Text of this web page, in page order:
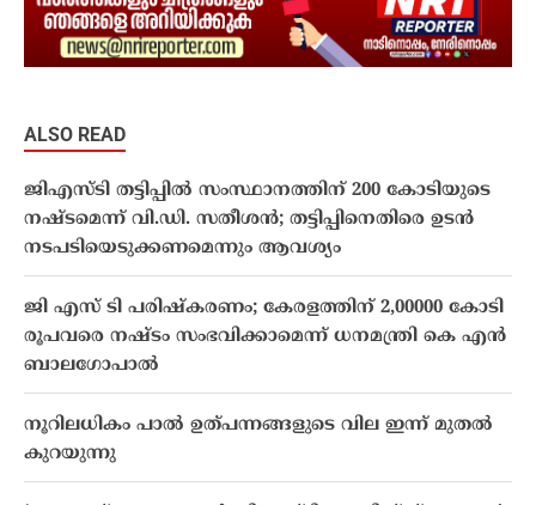
ALSO READ
ജിഎസ്ടി തട്ടിപ്പിൽ സംസ്ഥാനത്തിന് 200 കോടിയുടെ
നഷ്ടമെന്ന് വി.ഡി. സതീശൻ; തട്ടിപ്പിനെതിരെ ഉടൻ
നടപടിയെടുക്കണമെന്നും ആവശ്യം
ജി എസ് ടി പരിഷ്കരണം; കേരളത്തിന് 2,00000 കോടി
രൂപവരെ നഷ്ടം സംഭവിക്കാമെന്ന് ധനമന്ത്രി കെ എൻ
ബാല​ഗോപാൽ
നൂറിലധികം പാൽ ഉത്പന്നങ്ങളുടെ വില ഇന്ന് മുതല്‍
കുറയുന്നു